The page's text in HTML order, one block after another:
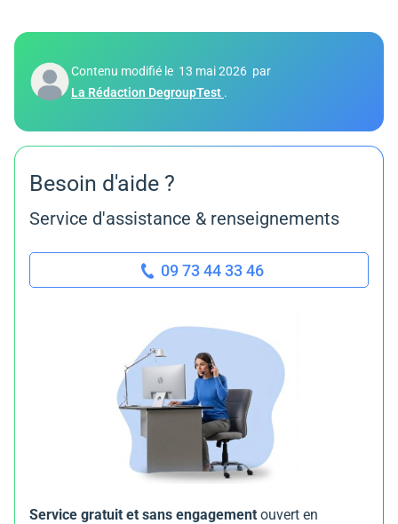
Contenu modifié le 13 mai 2026 par
La Rédaction DegroupTest .
Besoin d'aide ?
Service d'assistance & renseignements
09 73 44 33 46
Service gratuit et sans engagement ouvert en